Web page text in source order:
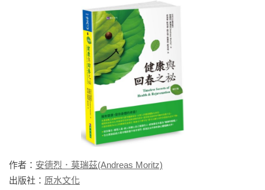
作者： 安德烈．莫瑞茲(Andreas Moritz)
出版社： 原水文化